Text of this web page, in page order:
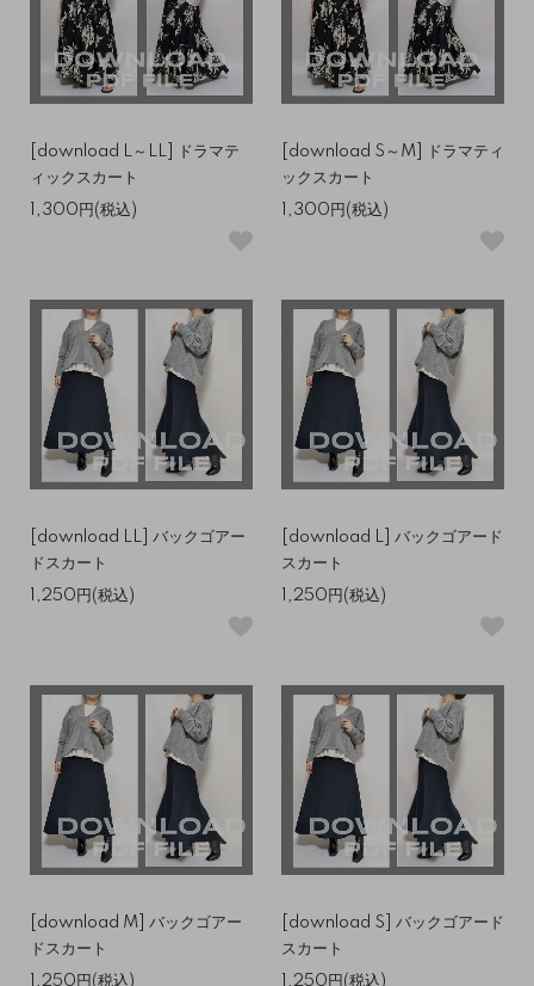
[download L～LL] ドラマテ
ィックスカート
1,300円(税込)
[download S～M] ドラマティ
ックスカート
1,300円(税込)
[download LL] バックゴアー
ドスカート
1,250円(税込)
[download L] バックゴアード
スカート
1,250円(税込)
[download M] バックゴアー
ドスカート
1,250円(税込)
[download S] バックゴアード
スカート
1,250円(税込)